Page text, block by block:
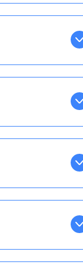
Tapez sur celle
EN
la semaine, mais
ainsi vous
taux horaire
confirmations par
ce qui ne vous
à cet effet